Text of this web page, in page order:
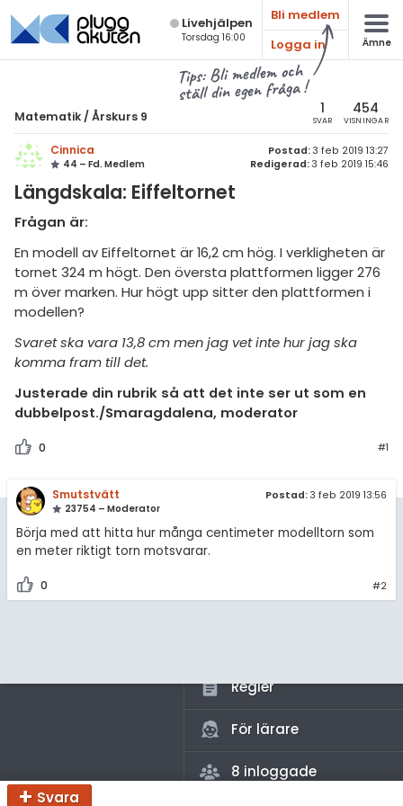
Live­hjälpen
Torsdag 16:00
Bli medlem
Logga in
Ämne
Tips: Bli medlem och
ställ din egen fråga !
Matematik /Årskurs 9 1
SVAR
454
VISNINGAR
Cinnica
44 – Fd. Medlem
Postad: 3 feb 2019 13:27
Redigerad: 3 feb 2019 15:46
Längdskala: Eiffeltornet
Frågan är:
En modell av Eiffeltornet är 16,2 cm hög. I verkligheten är
tornet 324 m högt. Den översta plattformen ligger 276
m över marken. Hur högt upp sitter den plattformen i
modellen?
Svaret ska vara 13,8 cm men jag vet inte hur jag ska
komma fram till det.
Justerade din rubrik så att det inte ser ut som en
dubbelpost./Smaragdalena, moderator
0 #1
Smutstvätt
23754 – Moderator
Postad: 3 feb 2019 13:56
Börja med att hitta hur många centimeter modelltorn som
en meter riktigt torn motsvarar.
0 #2
Svara
Alla ämnen
Matematik
Alla trådar
Årskurs 7
Årskurs 8
Matte 1
Matte 2
Matte 3
Matte 5
Högskoleprovet
MaFy (mattedelen)
Livehjälpen
Regler
För lärare
8 inloggade
& Bygg
språk
ämnen
diskussioner